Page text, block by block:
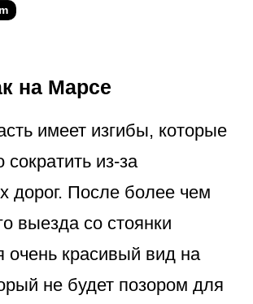
на Марсе
имеет изгибы, которые
из-за
дорог. После более чем
выезда со стоянки
очень красивый вид на
не будет позором для